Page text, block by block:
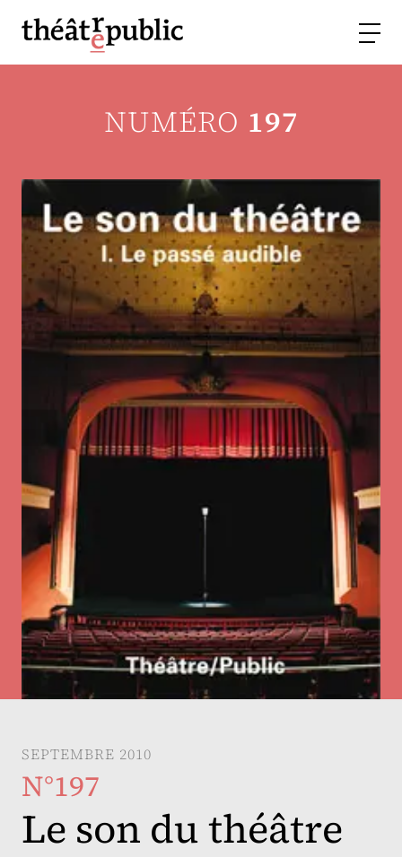
NUMÉRO 197
SEPTEMBRE 2010
N°197
Le son du théâtre